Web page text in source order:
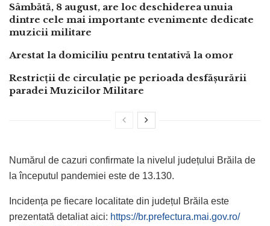
Sâmbătă, 8 august, are loc deschiderea unuia
dintre cele mai importante evenimente dedicate
muzicii militare
Arestat la domiciliu pentru tentativă la omor
Restricții de circulație pe perioada desfășurării
paradei Muzicilor Militare
Numărul de cazuri confirmate la nivelul județului Brăila de
la începutul pandemiei este de 13.130.
Incidența pe fiecare localitate din județul Brăila este
prezentată detaliat aici: https://br.prefectura.mai.gov.ro/